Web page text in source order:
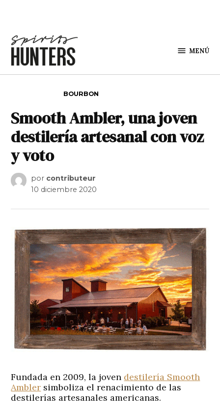
MENÚ
BOURBON
Smooth Ambler, una joven
destilería artesanal con voz
y voto
por contributeur
10 diciembre 2020
Fundada en 2009, la joven destilería Smooth
Ambler simboliza el renacimiento de las
destilerías artesanales americanas.